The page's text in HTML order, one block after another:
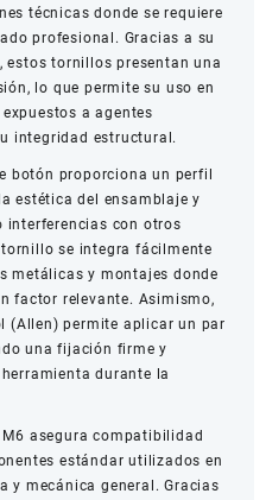
técnicas donde se requiere
profesional. Gracias a su
estos tornillos presentan una
lo que permite su uso en
a agentes
integridad estructural.
botón proporciona un perfil
estética del ensamblaje y
interferencias con otros
se integra fácilmente
metálicas y montajes donde
factor relevante. Asimismo,
(Allen) permite aplicar un par
una fijación firme y
durante la
asegura compatibilidad
estándar utilizados en
y mecánica general. Gracias